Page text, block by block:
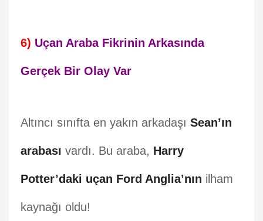
6) Uçan Araba Fikrinin Arkasında
Gerçek Bir Olay Var
Altıncı sınıfta en yakın arkadaşı Sean’ın
arabası vardı. Bu araba, Harry
Potter’daki uçan Ford Anglia’nın ilham
kaynağı oldu!